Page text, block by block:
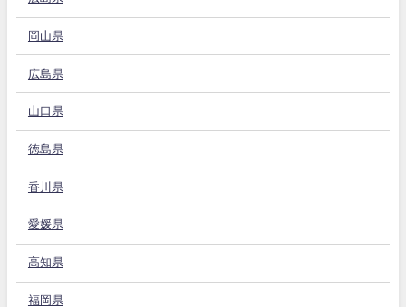
岡山県
広島県
山口県
徳島県
香川県
愛媛県
高知県
福岡県